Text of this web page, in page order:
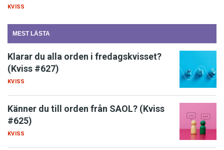
KVISS
MEST LÄSTA
Klarar du alla orden i fredagskvisset?
(Kviss #627)
KVISS
Känner du till orden från SAOL? (Kviss
#625)
KVISS